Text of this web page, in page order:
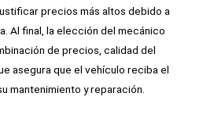
precios más altos debido a
Al final, la elección del mecánico
de precios, calidad del
asegura que el vehículo reciba el
mantenimiento y reparación.